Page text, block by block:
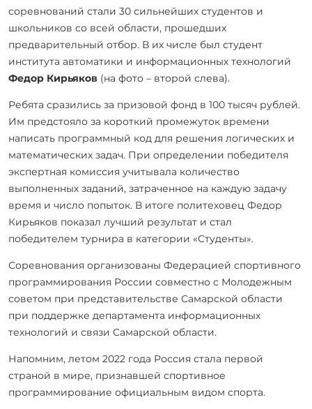
соревнований стали 30 сильнейших студентов и
школьников со всей области, прошедших
предварительный отбор. В их числе был студент
института автоматики и информационных технологий
Федор Кирьяков (на фото – второй слева).
Ребята сразились за призовой фонд в 100 тысяч рублей.
Им предстояло за короткий промежуток времени
написать программный код для решения логических и
математических задач. При определении победителя
экспертная комиссия учитывала количество
выполненных заданий, затраченное на каждую задачу
время и число попыток. В итоге политеховец Федор
Кирьяков показал лучший результат и стал
победителем турнира в категории «Студенты».
Соревнования организованы Федерацией спортивного
программирования России совместно с Молодежным
советом при представительстве Самарской области
при поддержке департамента информационных
технологий и связи Самарской области.
Напомним, летом 2022 года Россия стала первой
страной в мире, признавшей спортивное
программирование официальным видом спорта.